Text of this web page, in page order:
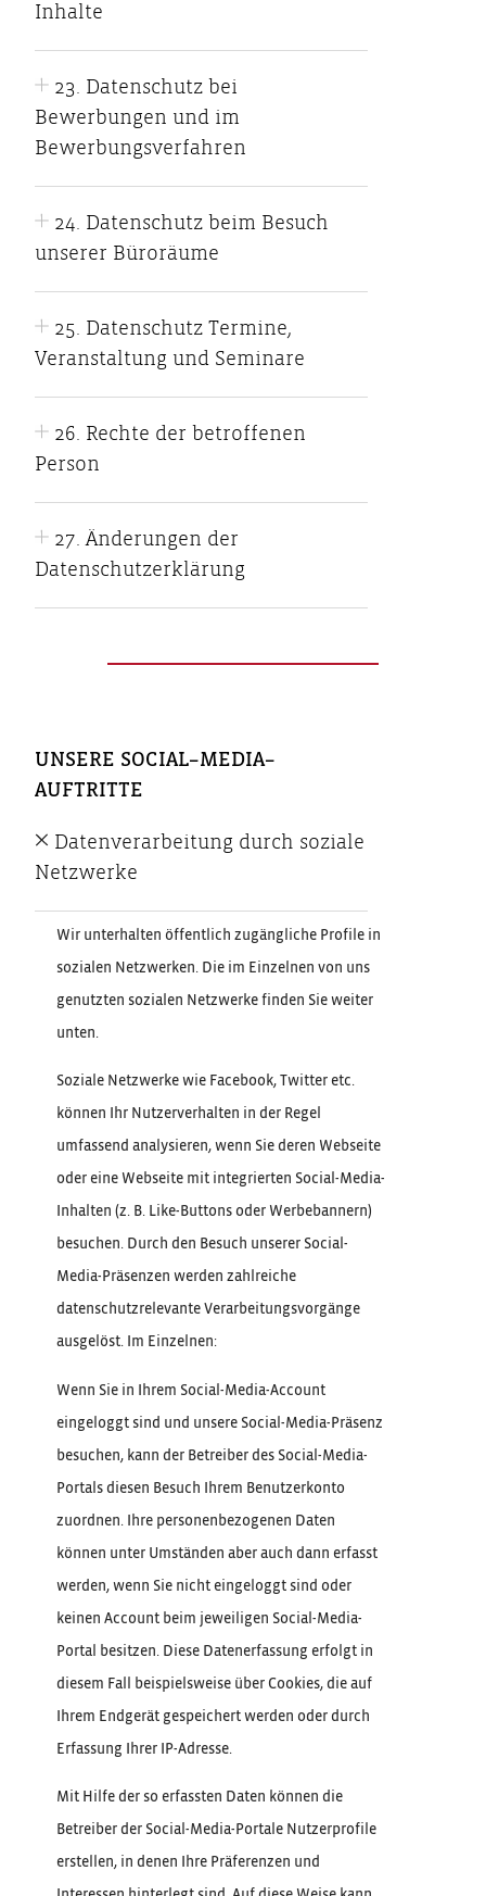
Inhalte
23. Datenschutz bei
Bewerbungen und im
Bewerbungsverfahren
24. Datenschutz beim Besuch
unserer Büroräume
25. Datenschutz Termine,
Veranstaltung und Seminare
26. Rechte der betroffenen
Person
27. Änderungen der
Datenschutzerklärung
UNSERE SOCIAL–MEDIA–
AUFTRITTE
Datenverarbeitung durch soziale
Netzwerke
Wir unterhalten öffentlich zugängliche Profile in
sozialen Netzwerken. Die im Einzelnen von uns
genutzten sozialen Netzwerke finden Sie weiter
unten.
Soziale Netzwerke wie Facebook, Twitter etc.
können Ihr Nutzerverhalten in der Regel
umfassend analysieren, wenn Sie deren Webseite
oder eine Webseite mit integrierten Social-Media-
Inhalten (z. B. Like-Buttons oder Werbebannern)
besuchen. Durch den Besuch unserer Social-
Media-Präsenzen werden zahlreiche
datenschutzrelevante Verarbeitungsvorgänge
ausgelöst. Im Einzelnen:
Wenn Sie in Ihrem Social-Media-Account
eingeloggt sind und unsere Social-Media-Präsenz
besuchen, kann der Betreiber des Social-Media-
Portals diesen Besuch Ihrem Benutzerkonto
zuordnen. Ihre personenbezogenen Daten
können unter Umständen aber auch dann erfasst
werden, wenn Sie nicht eingeloggt sind oder
keinen Account beim jeweiligen Social-Media-
Portal besitzen. Diese Datenerfassung erfolgt in
diesem Fall beispielsweise über Cookies, die auf
Ihrem Endgerät gespeichert werden oder durch
Erfassung Ihrer IP-Adresse.
Mit Hilfe der so erfassten Daten können die
Betreiber der Social-Media-Portale Nutzerprofile
erstellen, in denen Ihre Präferenzen und